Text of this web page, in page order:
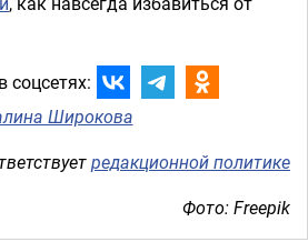
соцсетях:
Широкова
редакционной политике
Фото: Freepik